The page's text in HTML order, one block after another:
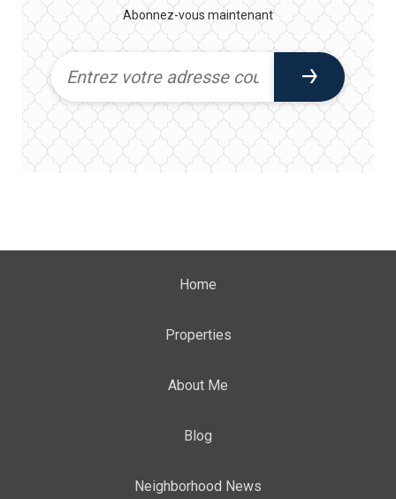
Abonnez-vous maintenant
Home
Properties
About Me
Blog
Neighborhood News